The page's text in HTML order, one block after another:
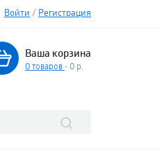
Войти / Регистрация
Ваша корзина
0товаров - 0 р.